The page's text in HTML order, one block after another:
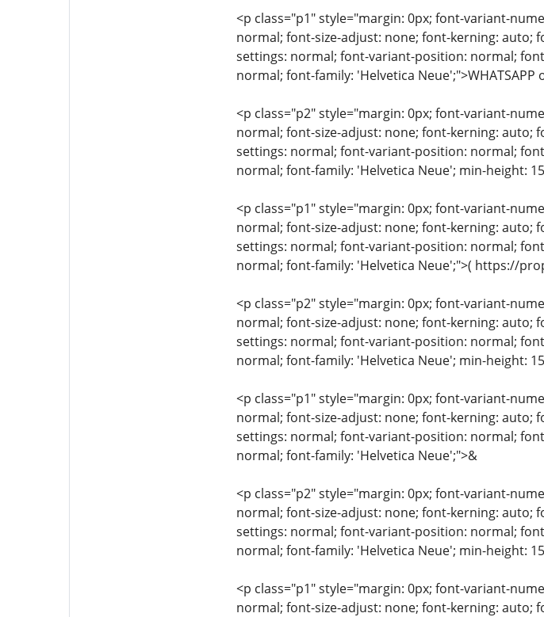
<p class="p1" style="margin: 0px; font-variant-
normal; font-size-adjust: none; font-kerning:
settings: normal; font-variant-position: normal;
normal; font-family: 'Helvetica Neue';">WHATSAPP
<p class="p2" style="margin: 0px; font-variant-
normal; font-size-adjust: none; font-kerning:
settings: normal; font-variant-position: normal;
normal; font-family: 'Helvetica Neue'; min-height:
<p class="p1" style="margin: 0px; font-variant-
normal; font-size-adjust: none; font-kerning:
settings: normal; font-variant-position: normal;
normal; font-family: 'Helvetica Neue';">( https://
<p class="p2" style="margin: 0px; font-variant-
normal; font-size-adjust: none; font-kerning:
settings: normal; font-variant-position: normal;
normal; font-family: 'Helvetica Neue'; min-height:
<p class="p1" style="margin: 0px; font-variant-
normal; font-size-adjust: none; font-kerning:
settings: normal; font-variant-position: normal;
normal; font-family: 'Helvetica Neue';">&
<p class="p2" style="margin: 0px; font-variant-
normal; font-size-adjust: none; font-kerning:
settings: normal; font-variant-position: normal;
normal; font-family: 'Helvetica Neue'; min-height:
<p class="p1" style="margin: 0px; font-variant-
normal; font-size-adjust: none; font-kerning: